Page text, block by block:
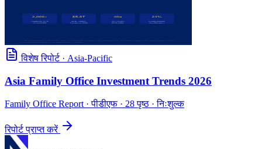
विशेष रिपोर्ट· Asia-Pacific
Asia Family Office Investment Trends 2026
Family Office Report · पीडीएफ · 28 पृष्ठ · निःशुल्क
रिपोर्ट प्राप्त करें